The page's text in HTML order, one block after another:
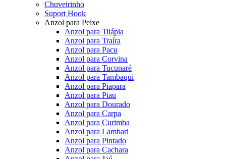
Chuveirinho
Suport Hook
Anzol para Peixe
Anzol para Tilápia
Anzol para Traíra
Anzol para Pacu
Anzol para Corvina
Anzol para Tucunaré
Anzol para Tambaqui
Anzol para Piapara
Anzol para Piau
Anzol para Dourado
Anzol para Carpa
Anzol para Curimba
Anzol para Lambari
Anzol para Pintado
Anzol para Cachara